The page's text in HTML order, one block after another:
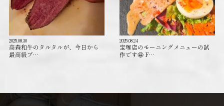
2025.08.30
高森和牛のタルタルが、今日から
最高級ブ…
2025.08.24
宝塚店のモーニングメニューの試
作です🤩 F…